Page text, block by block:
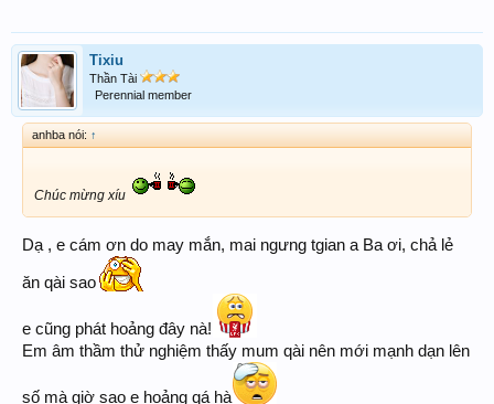
Tixiu
Thần Tài
Perennial member
anhba nói: ↑
Chúc mừng xíu
Dạ , e cám ơn do may mắn, mai ngưng tgian a Ba ơi, chả lẻ
ăn qài sao
e cũng phát hoảng đây nà!
Em âm thầm thử nghiệm thấy mum qài nên mới mạnh dạn lên
số mà giờ sao e hoảng qá hà